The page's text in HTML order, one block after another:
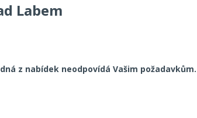
Labem
z nabídek neodpovídá Vašim požadavkům.